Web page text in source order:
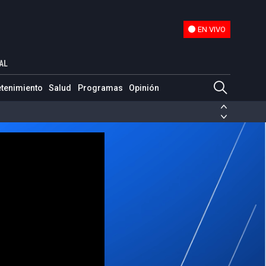
EN VIVO
Salud Programas Opinión
de las FARC